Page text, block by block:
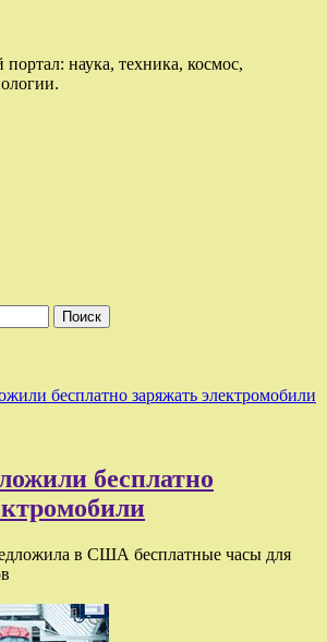
наука, техника, космос,
бесплатно заряжать электромобили
бесплатно
в США бесплатные часы для